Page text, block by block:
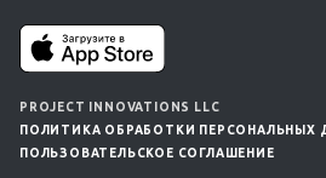
PROJECT INNOVATIONS LLC
ПОЛИТИКА ОБРАБОТКИ ПЕРСОНАЛЬНЫХ
ПОЛЬЗОВАТЕЛЬСКОЕ СОГЛАШЕНИЕ